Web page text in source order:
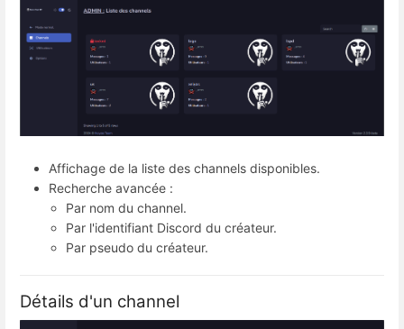
Affichage de la liste des channels disponibles.
Recherche avancée :
Par nom du channel.
Par l'identifiant Discord du créateur.
Par pseudo du créateur.
Détails d'un channel